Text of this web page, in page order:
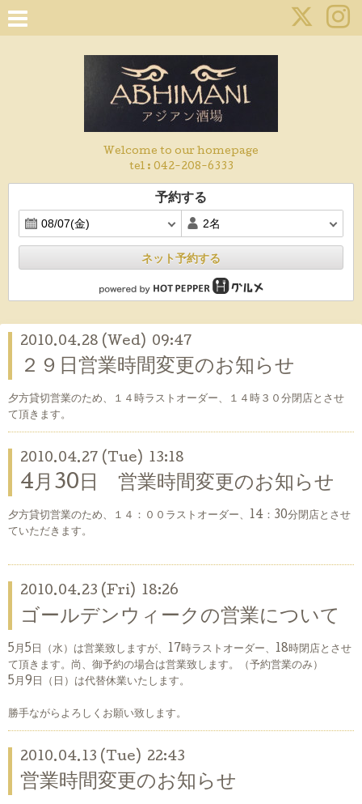
Welcome to our homepage
tel : 042-208-6333
予約する
ネット予約する
2010.04.28 (Wed) 09:47
２９日営業時間変更のお知らせ
夕方貸切営業のため、１４時ラストオーダー、１４時３０分閉店とさせ
て頂きます。
2010.04.27 (Tue) 13:18
4月30日 営業時間変更のお知らせ
夕方貸切営業のため、１４：００ラストオーダー、14：30分閉店とさせ
ていただきます。
2010.04.23 (Fri) 18:26
ゴールデンウィークの営業について
5月5日（水）は営業致しますが、17時ラストオーダー、18時閉店とさせ
て頂きます。尚、御予約の場合は営業致します。（予約営業のみ）
5月9日（日）は代替休業いたします。
勝手ながらよろしくお願い致します。
2010.04.13 (Tue) 22:43
営業時間変更のお知らせ